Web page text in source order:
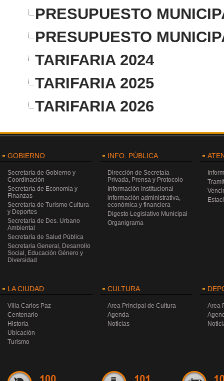
PRESUPUESTO
PRESUPUESTO
TARIFARIA 2024
TARIFARIA 2025
TARIFARIA 2026
GOBIERNO
Secretaría de Gobierno y
Coordinación
Secretaría de Economía y
Finanzas
Secretaría de Turismo Cultura
y Deportes
Secretaría de Des. Urbano
Ambiental
Secretaría de Salud Pública
Secretaria General, Desarrollo
Social, Educación Género y
Diversidad
INFO. PÚBLICA
Dirección de Secretaía
Privada, Prensa y Protocolo
Información Institucional
información administrativa,
económica y financiera
Digesto Legislativo Municipal
Organigrama
LA CIUDAD
Villa Carlos Paz
Centenario
Historia
Ubicación
Turismo
CULTURA
Area Principal de Cultura
Agenda
Noticias
Area